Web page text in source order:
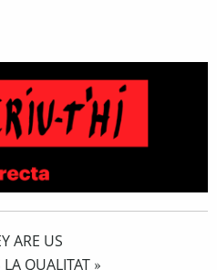
ARE US
LA QUALITAT »